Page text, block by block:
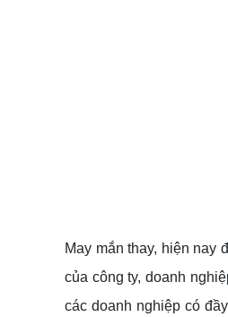
May mắn thay, hiện nay
của công ty, doanh
các doanh nghiệp có